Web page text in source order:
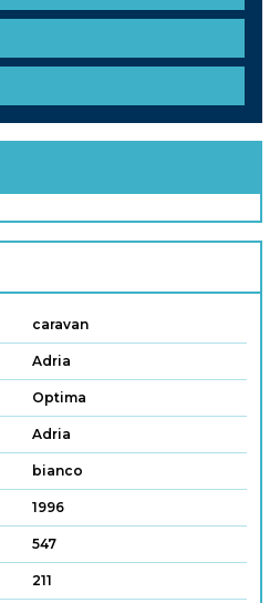
caravan
Adria
Optima
Adria
bianco
1996
547
211